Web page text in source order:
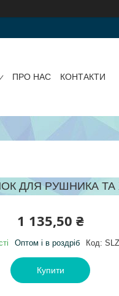
ПРО НАС КОНТАКТИ
ДЛЯ РУШНИКА ТА
1 135,50 ₴
Оптом і в роздріб Код:
Купити